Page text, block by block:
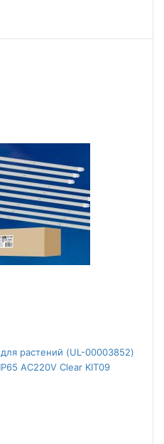
растений (UL-00003852)
AC220V Clear KIT09